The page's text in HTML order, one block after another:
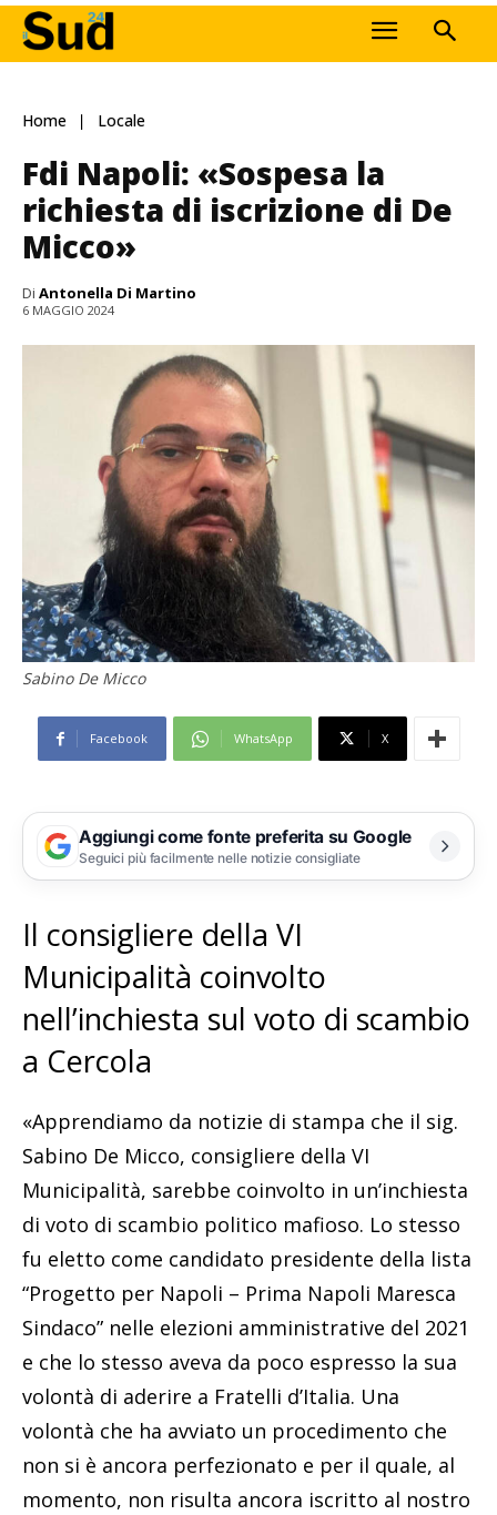
Home Locale
Fdi Napoli: «Sospesa la
richiesta di iscrizione di De
Micco»
Di Antonella Di Martino
6 MAGGIO 2024
Sabino De Micco
Facebook WhatsApp X
Aggiungi come fonte preferita su Google
Seguici più facilmente nelle notizie consigliate
Il consigliere della VI
Municipalità coinvolto
nell’inchiesta sul voto di scambio
a Cercola
«Apprendiamo da notizie di stampa che il sig.
Sabino De Micco, consigliere della VI
Municipalità, sarebbe coinvolto in un’inchiesta
di voto di scambio politico mafioso. Lo stesso
fu eletto come candidato presidente della lista
“Progetto per Napoli – Prima Napoli Maresca
Sindaco” nelle elezioni amministrative del 2021
e che lo stesso aveva da poco espresso la sua
volontà di aderire a Fratelli d’Italia. Una
volontà che ha avviato un procedimento che
non si è ancora perfezionato e per il quale, al
momento, non risulta ancora iscritto al nostro